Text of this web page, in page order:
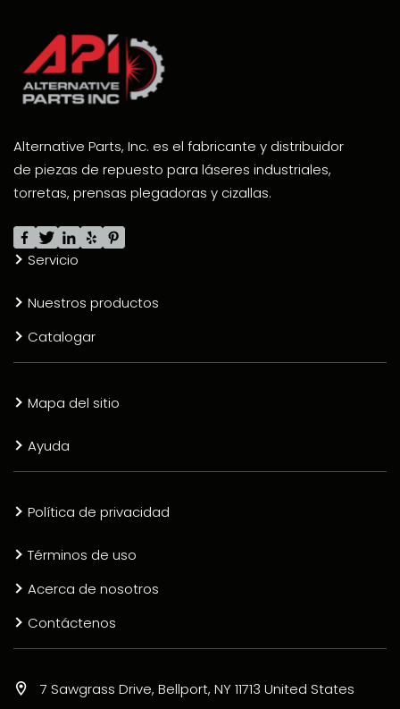
Alternative Parts, Inc. es el fabricante y distribuidor
de piezas de repuesto para láseres industriales,
torretas, prensas plegadoras y cizallas.
Servicio
Nuestros productos
Catalogar
Mapa del sitio
Ayuda
Política de privacidad
Términos de uso
Acerca de nosotros
Contáctenos
7 Sawgrass Drive, Bellport, NY 11713 United States